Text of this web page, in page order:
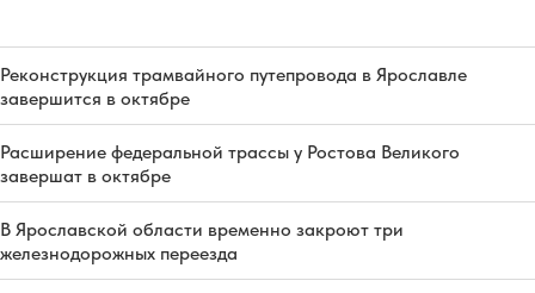
Реконструкция трамвайного путепровода в Ярославле
завершится в октябре
Расширение федеральной трассы у Ростова Великого
завершат в октябре
В Ярославской области временно закроют три
железнодорожных переезда